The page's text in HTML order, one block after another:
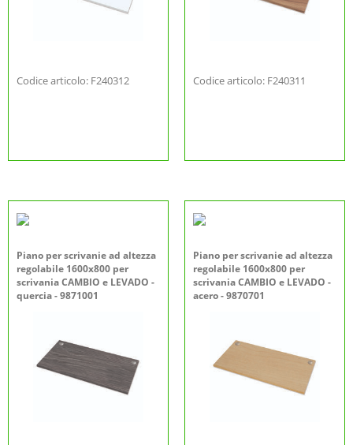
Codice articolo: F240312 Codice articolo: F240311
Piano per scrivanie ad altezza
regolabile 1600x800 per
scrivania CAMBIO e LEVADO -
quercia - 9871001
Piano per scrivanie ad altezza
regolabile 1600x800 per
scrivania CAMBIO e LEVADO -
acero - 9870701